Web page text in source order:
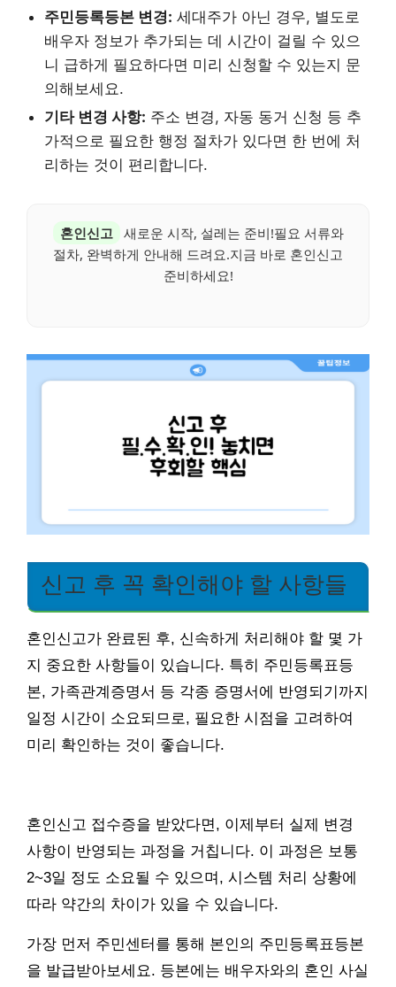
주민등록등본 변경: 세대주가 아닌 경우, 별도로
배우자 정보가 추가되는 데 시간이 걸릴 수 있으
니 급하게 필요하다면 미리 신청할 수 있는지 문
의해보세요.
기타 변경 사항: 주소 변경, 자동 동거 신청 등 추
가적으로 필요한 행정 절차가 있다면 한 번에 처
리하는 것이 편리합니다.
혼인신고
새로운 시작, 설레는 준비!필요 서류와
절차, 완벽하게 안내해 드려요.지금 바로 혼인신고
준비하세요!
신고 후 꼭 확인해야 할 사항들
혼인신고가 완료된 후, 신속하게 처리해야 할 몇 가
지 중요한 사항들이 있습니다. 특히 주민등록표등
본, 가족관계증명서 등 각종 증명서에 반영되기까지
일정 시간이 소요되므로, 필요한 시점을 고려하여
미리 확인하는 것이 좋습니다.
혼인신고 접수증을 받았다면, 이제부터 실제 변경
사항이 반영되는 과정을 거칩니다. 이 과정은 보통
2~3일 정도 소요될 수 있으며, 시스템 처리 상황에
따라 약간의 차이가 있을 수 있습니다.
가장 먼저 주민센터를 통해 본인의 주민등록표등본
을 발급받아보세요. 등본에는 배우자와의 혼인 사실